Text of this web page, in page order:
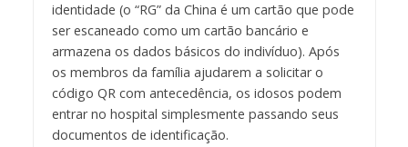
identidade (o “RG” da China é um cartão que pode
ser escaneado como um cartão bancário e
armazena os dados básicos do indivíduo). Após
os membros da família ajudarem a solicitar o
código QR com antecedência, os idosos podem
entrar no hospital simplesmente passando seus
documentos de identificação.